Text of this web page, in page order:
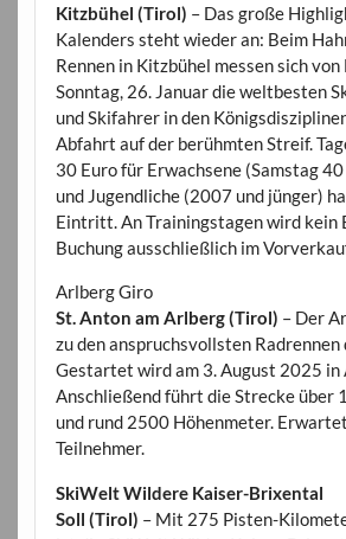
Kitzbühel (Tirol) – Das große
Kalenders steht wieder an: Beim
Rennen in Kitzbühel messen sich
Sonntag, 26. Januar die weltbesten
und Skifahrer in den
Abfahrt auf der berühmten Streif.
30 Euro für Erwachsene (Samstag
und Jugendliche (2007 und jünger)
Eintritt. An Trainingstagen wird kein
Buchung ausschließlich im
Arlberg Giro
St. Anton am Arlberg (Tirol) – Der
zu den anspruchsvollsten Radrennen
Gestartet wird am 3. August 2025 in
Anschließend führt die Strecke über
und rund 2500 Höhenmeter.
Teilnehmer.
SkiWelt Wildere Kaiser-Brixental
Soll (Tirol) – Mit 275 Pisten-